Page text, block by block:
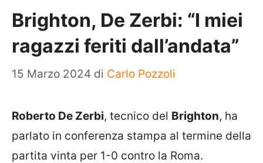
Brighton, De Zerbi: “I miei
ragazzi feriti dall’andata”
15 Marzo 2024 di Carlo Pozzoli
Roberto De Zerbi, tecnico del Brighton, ha
parlato in conferenza stampa al termine della
partita vinta per 1-0 contro la Roma.